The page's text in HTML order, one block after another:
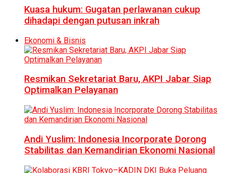
Kuasa hukum: Gugatan perlawanan cukup
dihadapi dengan putusan inkrah
Ekonomi & Bisnis
Resmikan Sekretariat Baru, AKPI Jabar Siap
Optimalkan Pelayanan
Andi Yuslim: Indonesia Incorporate Dorong
Stabilitas dan Kemandirian Ekonomi Nasional